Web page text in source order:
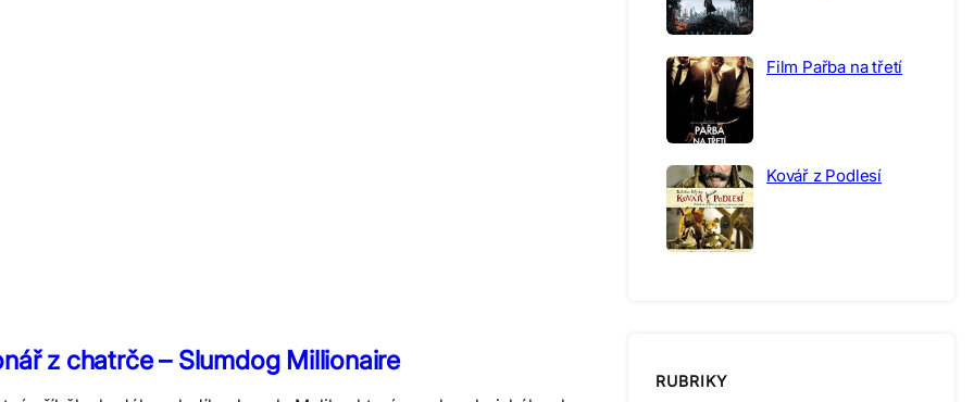
z chatrče – Slumdog Millionaire
Film Pařba na třetí
Kovář z Podlesí
RUBRIKY